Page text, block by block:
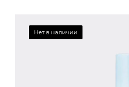
Нет в наличии